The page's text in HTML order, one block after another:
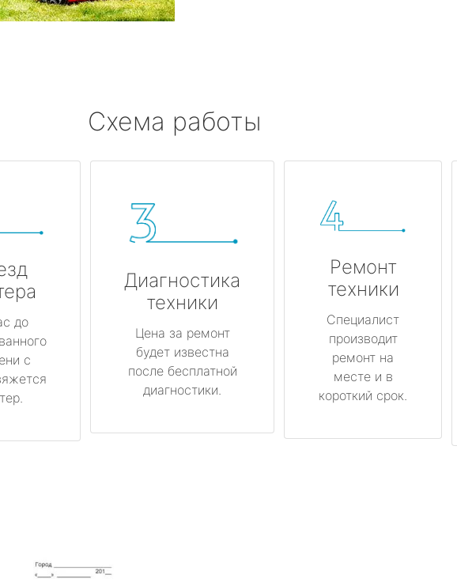
Схема работы
до
с
Диагностика
техники
Цена за ремонт
будет известна
после бесплатной
диагностики.
Ремонт
техники
Специалист
производит
ремонт на
месте и в
короткий срок.